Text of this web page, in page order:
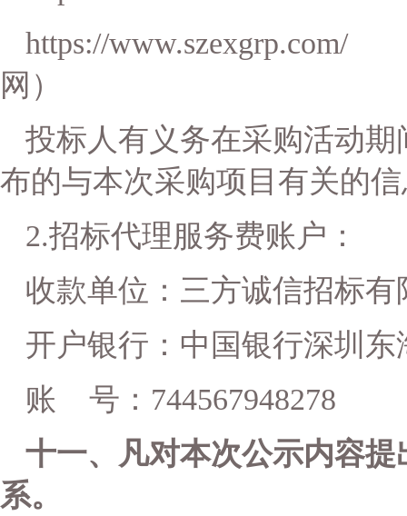
https://
网）
投标人有义务在采购活动
布的与本次采购项目有关的
2.招标代理服务费账户：
收款单位：三方诚信招标有
开户银行：中国银行深圳东
账
号： 744567948278
十一、凡对本次公示内容
系。